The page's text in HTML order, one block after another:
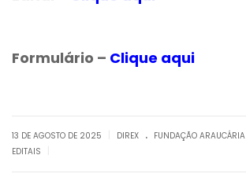
Formulário – Clique aqui
13 DE AGOSTO DE 2025 DIREX . FUNDAÇÃO ARAUCÁRIA
EDITAIS